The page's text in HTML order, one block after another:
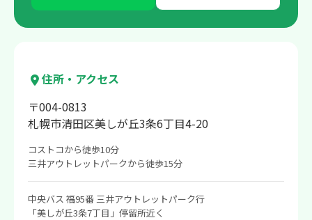
住所・アクセス
〒004-0813
札幌市清田区美しが丘3条6丁目4-20
コストコから徒歩10分
三井アウトレットパークから徒歩15分
中央バス 福95番 三井アウトレットパーク行
「美しが丘3条7丁目」停留所近く